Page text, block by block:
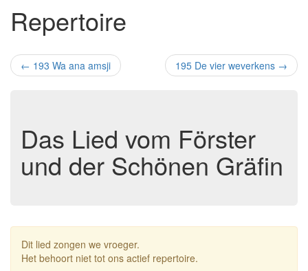
Repertoire
← 193 Wa ana amsji 195 De vier weverkens →
Das Lied vom Förster
und der Schönen Gräfin
Dit lied zongen we vroeger.
Het behoort niet tot ons actief repertoire.